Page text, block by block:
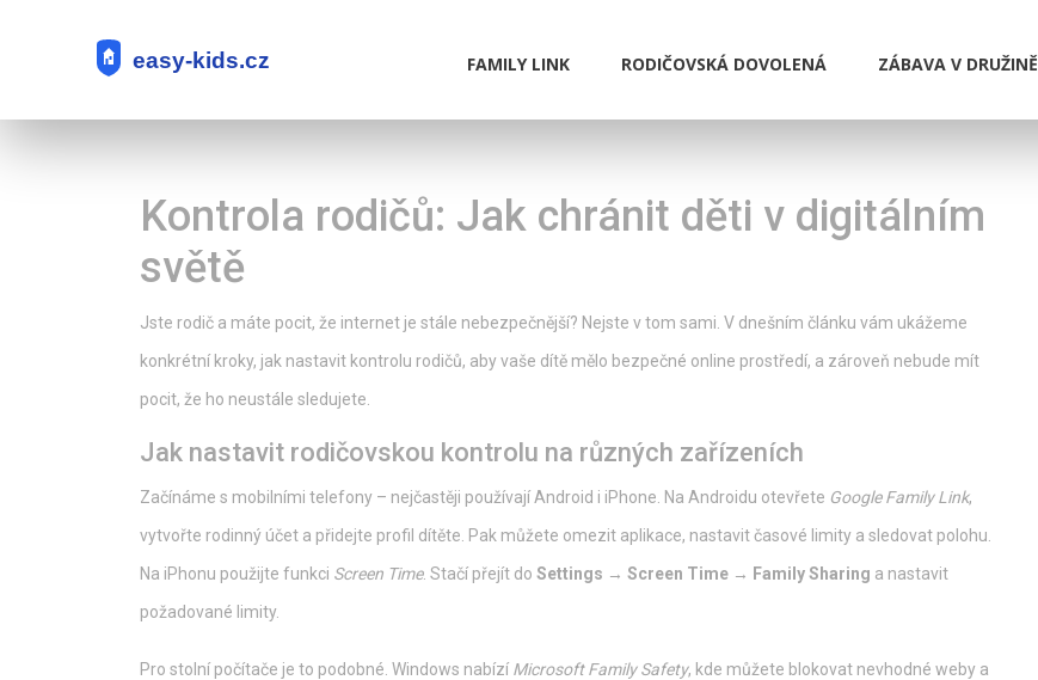
FAMILY LINK RODIČOVSKÁ DOVOLENÁ ZÁBAVA V DRUŽINĚ
Kontrola rodičů: Jak chránit děti v digitálním
světě
Jste rodič a máte pocit, že internet je stále nebezpečnější? Nejste v tom sami. V dnešním článku vám ukážeme
konkrétní kroky, jak nastavit kontrolu rodičů, aby vaše dítě mělo bezpečné online prostředí, a zároveň nebude mít
pocit, že ho neustále sledujete.
Jak nastavit rodičovskou kontrolu na různých zařízeních
Začínáme s mobilními telefony – nejčastěji používají Android i iPhone. Na Androidu otevřete Google Family Link,
vytvořte rodinný účet a přidejte profil dítěte. Pak můžete omezit aplikace, nastavit časové limity a sledovat polohu.
Na iPhonu použijte funkci Screen Time. Stačí přejít do Settings → Screen Time → Family Sharing a nastavit
požadované limity.
Pro stolní počítače je to podobné. Windows nabízí Microsoft Family Safety, kde můžete blokovat nevhodné weby a